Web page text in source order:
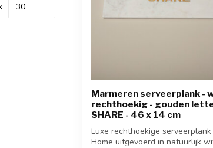
Marmeren serveerplank -
rechthoekig - gouden
SHARE - 46 x 14 cm
Luxe rechthoekige serveerplank
Home uitgevoerd in natuurlijk